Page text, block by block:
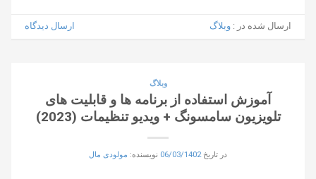
ارسال شده در :وبلاگ ارسال دیدگاه
وبلاگ
آموزش استفاده از برنامه ها و قابلیت های
تلویزیون سامسونگ + ویدیو تنظیمات (2023)
در تاریخ06/03/1402 نویسنده: مولودی مال